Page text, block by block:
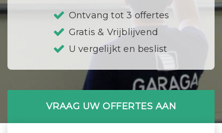
Ontvang tot 3 offertes
Gratis & Vrijblijvend
U vergelijkt en beslist
VRAAG UW OFFERTES AAN